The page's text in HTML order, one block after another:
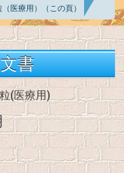
医療用）（この頁）
書
(医療用)